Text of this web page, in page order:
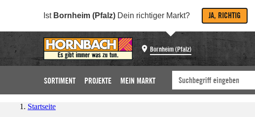
Ist Bornheim (Pfalz) Dein richtiger Markt? JA, RICHTIG
Bornheim (Pfalz)
SORTIMENT PROJEKTE MEIN MARKT
Startseite